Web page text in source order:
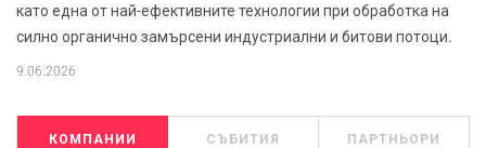
като една от най-ефективните технологии при обработка на
силно органично замърсени индустриални и битови потоци.
9.06.2026
КОМПАНИИ СЪБИТИЯ ПАРТНЬОРИ